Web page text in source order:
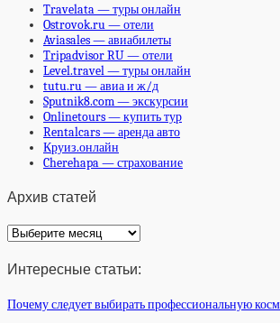
Travelata — туры онлайн
Ostrovok.ru — отели
Aviasales — авиабилеты
Tripadvisor RU — отели
Level.travel — туры онлайн
tutu.ru — авиа и ж/д
Sputnik8.com — экскурсии
Onlinetours — купить тур
Rentalcars — аренда авто
Круиз.онлайн
Cherehapa — страхование
Архив статей
Архив
статей
Интересные статьи:
Почему следует выбирать профессиональную